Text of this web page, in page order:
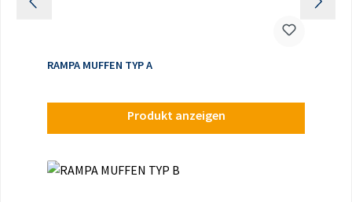
RAMPA MUFFEN TYP A
Produkt anzeigen